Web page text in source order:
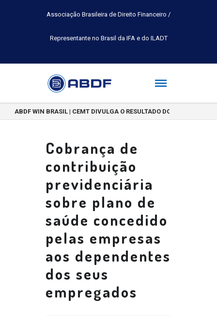
Associação Brasileira de Direito Financeiro /
Representante no Brasil da IFA e do ILADT
ABDF WIN BRASIL | CEMT DIVULGA O RESULTADO DO CONCURSO
Cobrança de
contribuição
previdenciária
sobre plano de
saúde concedido
pelas empresas
aos dependentes
dos seus
empregados